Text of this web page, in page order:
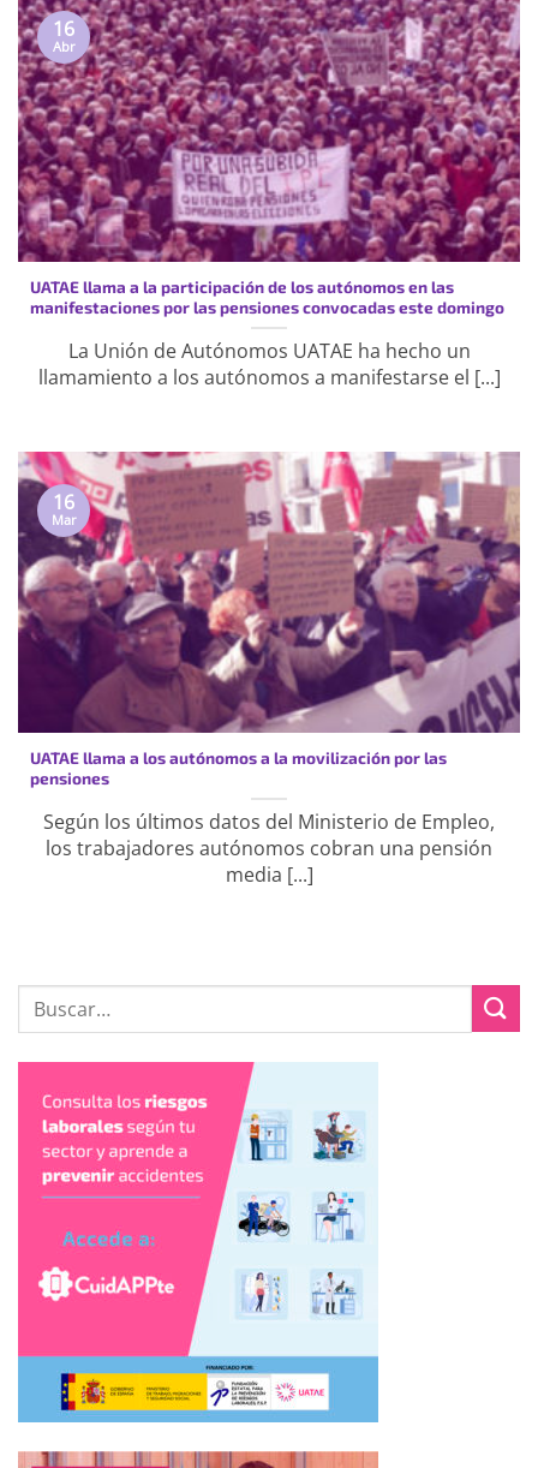
UATAE llama a la participación de los autónomos en las
manifestaciones por las pensiones convocadas este domingo
La Unión de Autónomos UATAE ha hecho un
llamamiento a los autónomos a manifestarse el [...]
16
Abr
UATAE llama a los autónomos a la movilización por las
pensiones
Según los últimos datos del Ministerio de Empleo,
los trabajadores autónomos cobran una pensión
media [...]
16
Mar